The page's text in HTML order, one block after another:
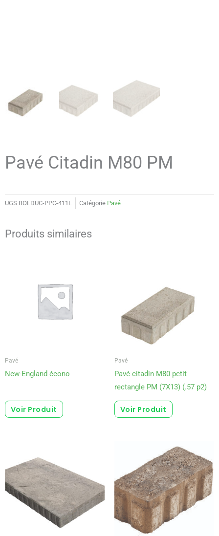
Pavé Citadin M80 PM
UGS BOLDUC-PPC-411L Catégorie Pavé
Produits similaires
Pavé
New-England écono
Voir Produit
Pavé
Pavé citadin M80 petit
rectangle PM (7X13) (.57 p2)
Voir Produit
Ce
produit
a
plusieurs
variations.
Les